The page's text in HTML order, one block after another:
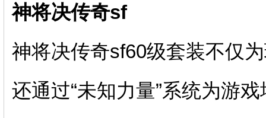
神将决传奇sf
神将决传奇sf60级套装不仅
还通过“未知力量”系统为游